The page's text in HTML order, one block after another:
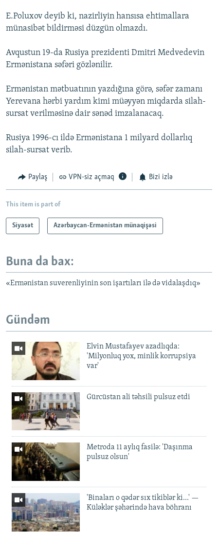
E.Poluxov deyib ki, nazirliyin hansısa ehtimallara
münasibət bildirməsi düzgün olmazdı.
Avqustun 19-da Rusiya prezidenti Dmitri Medvedevin
Ermənistana səfəri gözlənilir.
Ermənistan mətbuatının yazdığına görə, səfər zamanı
Yerevana hərbi yardım kimi müəyyən miqdarda silah-
sursat verilməsinə dair sənəd imzalanacaq.
Rusiya 1996-cı ildə Ermənistana 1 milyard dollarlıq
silah-sursat verib.
Paylaş VPN-siz açmaq Bizi izlə
This item is part of
Siyasət Azərbaycan-Ermənistan münaqişəsi
Buna da bax:
«Ermənistan suverenliyinin son işartıları ilə də vidalaşdıq»
Gündəm
Elvin Mustafayev azadlıqda:
'Milyonluq yox, minlik korrupsiya
var'
Gürcüstan ali təhsili pulsuz etdi
Metroda 11 aylıq fasilə: 'Daşınma
pulsuz olsun'
'Binaları o qədər sıx tikiblər ki...' —
Küləklər şəhərində hava böhranı